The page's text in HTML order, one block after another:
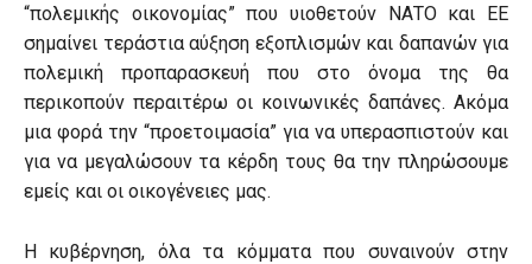
“πολεμικής οικονομίας” που υιοθετούν ΝΑΤΟ και ΕΕ
σημαίνει τεράστια αύξηση εξοπλισμών και δαπανών για
πολεμική προπαρασκευή που στο όνομα της θα
περικοπούν περαιτέρω οι κοινωνικές δαπάνες. Ακόμα
μια φορά την “προετοιμασία” για να υπερασπιστούν και
για να μεγαλώσουν τα κέρδη τους θα την πληρώσουμε
εμείς και οι οικογένειες μας.
Η κυβέρνηση, όλα τα κόμματα που συναινούν στην